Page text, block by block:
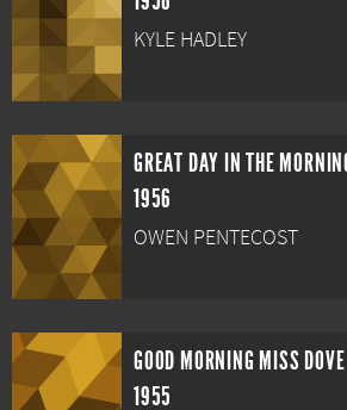
KYLE HADLEY
GREAT DAY IN THE
1956
OWEN PENTECOST
GOOD MORNING MISS DOVE
1955